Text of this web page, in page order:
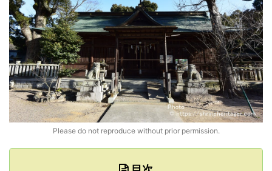
Please do not reproduce without prior permission.